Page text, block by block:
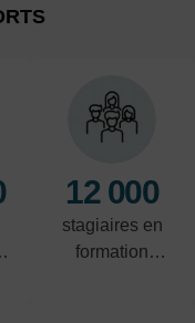
12 000
stagiaires en
formation